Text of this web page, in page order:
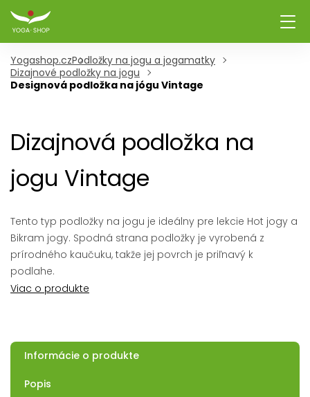
Yogashop.czPodložky na jogu a jogamatky
Dizajnové podložky na jogu
Designová podložka na jógu Vintage
Dizajnová podložka na
jogu Vintage
Tento typ podložky na jogu je ideálny pre lekcie Hot jogy a
Bikram jogy. Spodná strana podložky je vyrobená z
prírodného kaučuku, takže jej povrch je priľnavý k
podlahe.
Viac o produkte
Informácie o produkte
Popis